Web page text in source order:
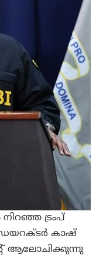
ട്രംപ്
കാഷ്
ആലോചിക്കുന്നു